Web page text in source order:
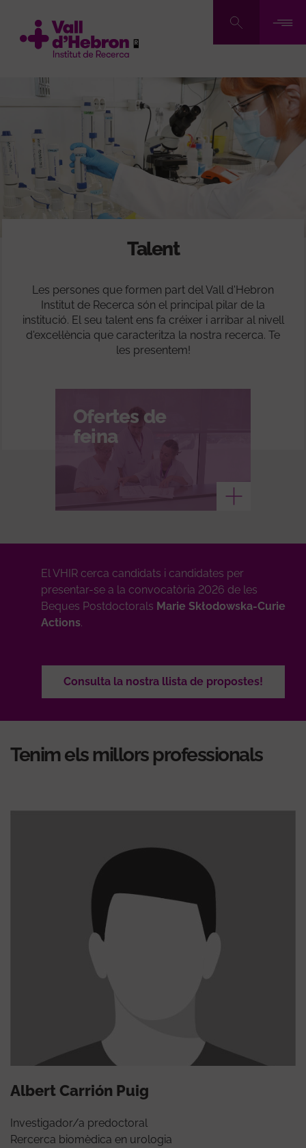
contingut
Talent
Les persones que formen part del Vall d'Hebron
Institut de Recerca són el principal pilar de la
institució. El seu talent ens fa créixer i arribar al nivell
d'excel·lència que caracteritza la nostra recerca. Te
les presentem!
Ofertes de
feina
El VHIR cerca candidats i candidates per
presentar-se a la convocatòria 2026 de les
Beques Postdoctorals Marie Skłodowska-Curie
Actions.
Consulta la nostra llista de propostes!
Tenim els millors professionals
Albert Carrión Puig
Investigador/a predoctoral
Rercerca biomèdica en urologia